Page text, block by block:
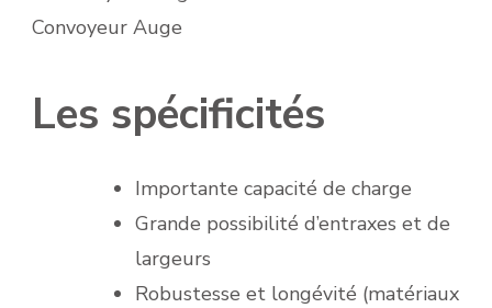
Convoyeur Auge
Les spécificités
Importante capacité de charge
Grande possibilité d’entraxes et de
largeurs
Robustesse et longévité (matériaux